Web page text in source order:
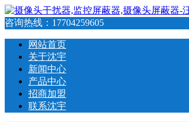
咨询热线： 17704259605
网站首页
关于沈宇
新闻中心
产品中心
招商加盟
联系沈宇